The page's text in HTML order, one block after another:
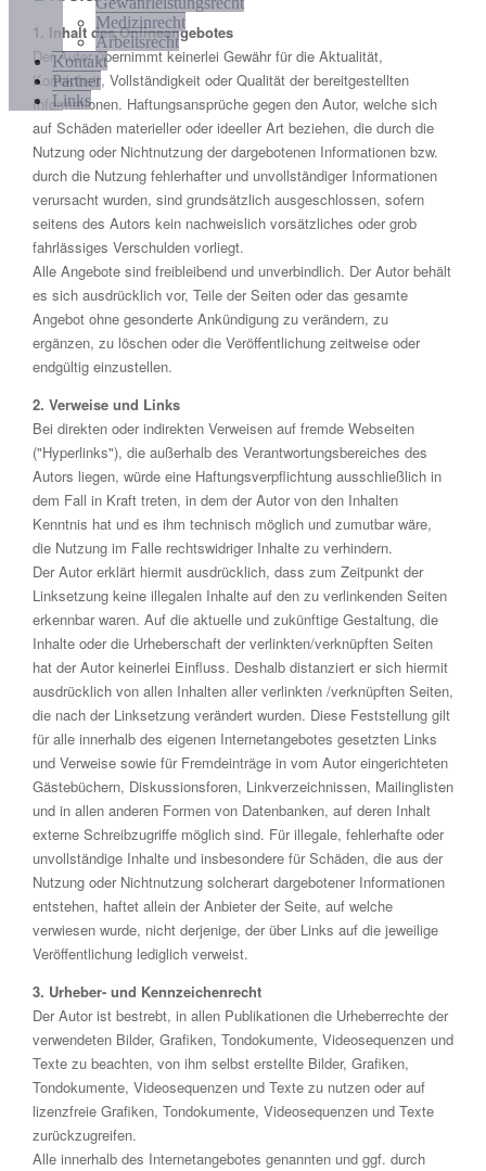
Medizinrecht
Arbeitsrecht
Kontakt
Partner
Links
1. Inhalt des Onlineangebotes
Der Autor übernimmt keinerlei Gewähr für die Aktualität,
Korrektheit, Vollständigkeit oder Qualität der bereitgestellten
Informationen. Haftungsansprüche gegen den Autor, welche sich
auf Schäden materieller oder ideeller Art beziehen, die durch die
Nutzung oder Nichtnutzung der dargebotenen Informationen bzw.
durch die Nutzung fehlerhafter und unvollständiger Informationen
verursacht wurden, sind grundsätzlich ausgeschlossen, sofern
seitens des Autors kein nachweislich vorsätzliches oder grob
fahrlässiges Verschulden vorliegt.
Alle Angebote sind freibleibend und unverbindlich. Der Autor behält
es sich ausdrücklich vor, Teile der Seiten oder das gesamte
Angebot ohne gesonderte Ankündigung zu verändern, zu
ergänzen, zu löschen oder die Veröffentlichung zeitweise oder
endgültig einzustellen.
2. Verweise und Links
Bei direkten oder indirekten Verweisen auf fremde Webseiten
("Hyperlinks"), die außerhalb des Verantwortungsbereiches des
Autors liegen, würde eine Haftungsverpflichtung ausschließlich in
dem Fall in Kraft treten, in dem der Autor von den Inhalten
Kenntnis hat und es ihm technisch möglich und zumutbar wäre,
die Nutzung im Falle rechtswidriger Inhalte zu verhindern.
Der Autor erklärt hiermit ausdrücklich, dass zum Zeitpunkt der
Linksetzung keine illegalen Inhalte auf den zu verlinkenden Seiten
erkennbar waren. Auf die aktuelle und zukünftige Gestaltung, die
Inhalte oder die Urheberschaft der verlinkten/verknüpften Seiten
hat der Autor keinerlei Einfluss. Deshalb distanziert er sich hiermit
ausdrücklich von allen Inhalten aller verlinkten /verknüpften Seiten,
die nach der Linksetzung verändert wurden. Diese Feststellung gilt
für alle innerhalb des eigenen Internetangebotes gesetzten Links
und Verweise sowie für Fremdeinträge in vom Autor eingerichteten
Gästebüchern, Diskussionsforen, Linkverzeichnissen, Mailinglisten
und in allen anderen Formen von Datenbanken, auf deren Inhalt
externe Schreibzugriffe möglich sind. Für illegale, fehlerhafte oder
unvollständige Inhalte und insbesondere für Schäden, die aus der
Nutzung oder Nichtnutzung solcherart dargebotener Informationen
entstehen, haftet allein der Anbieter der Seite, auf welche
verwiesen wurde, nicht derjenige, der über Links auf die jeweilige
Veröffentlichung lediglich verweist.
3. Urheber- und Kennzeichenrecht
Der Autor ist bestrebt, in allen Publikationen die Urheberrechte der
verwendeten Bilder, Grafiken, Tondokumente, Videosequenzen und
Texte zu beachten, von ihm selbst erstellte Bilder, Grafiken,
Tondokumente, Videosequenzen und Texte zu nutzen oder auf
lizenzfreie Grafiken, Tondokumente, Videosequenzen und Texte
zurückzugreifen.
Alle innerhalb des Internetangebotes genannten und ggf. durch